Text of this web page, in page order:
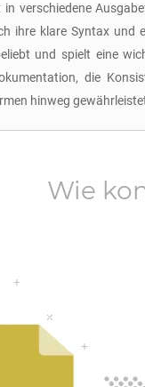
verschiedene
ihre klare Syntax und
und spielt eine
die
hinweg
Wie